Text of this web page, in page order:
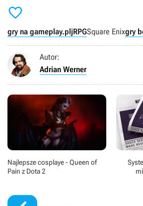

gry na gameplay.pljRPGSquare Enixgry
Autor:
Adrian Werner
Najlepsze cosplaye - Queen of
Pain z Dota 2